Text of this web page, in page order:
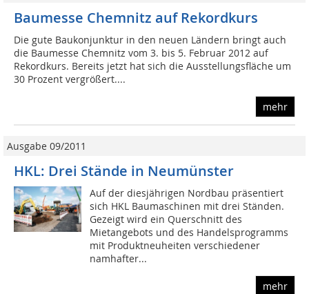
Baumesse Chemnitz auf Rekordkurs
Die gute Baukonjunktur in den neuen Ländern bringt auch
die Baumesse Chemnitz vom 3. bis 5. Februar 2012 auf
Rekordkurs. Bereits jetzt hat sich die Ausstellungsfläche um
30 Prozent vergrößert....
mehr
Ausgabe 09/2011
HKL: Drei Stände in Neumünster
Auf der diesjährigen Nordbau präsentiert
sich HKL Baumaschinen mit drei Ständen.
Gezeigt wird ein Querschnitt des
Mietangebots und des Handelsprogramms
mit Produktneuheiten verschiedener
namhafter...
mehr